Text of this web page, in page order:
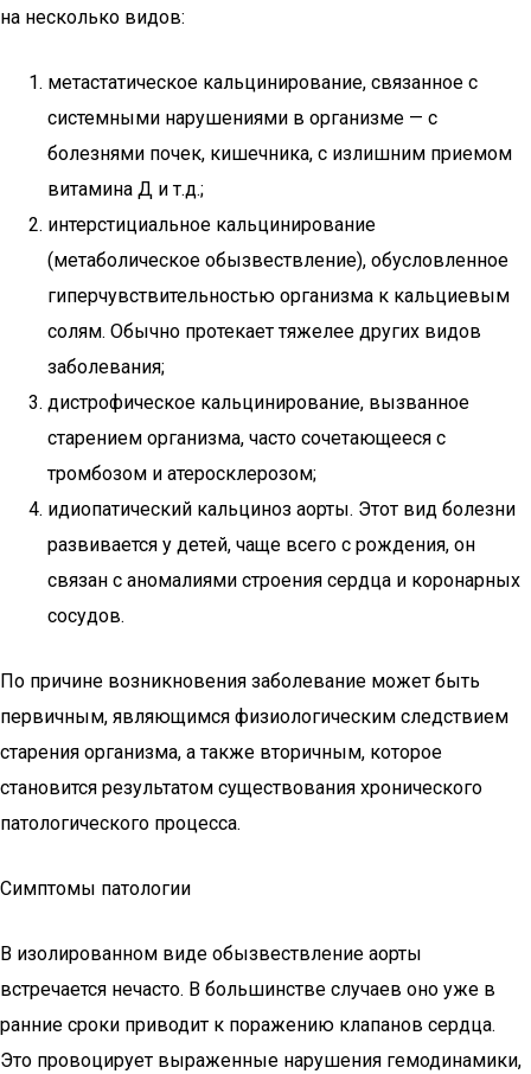
на несколько видов:
метастатическое кальцинирование, связанное с
системными нарушениями в организме — с
болезнями почек, кишечника, с излишним приемом
витамина Д и т.д.;
интерстициальное кальцинирование
(метаболическое обызвествление), обусловленное
гиперчувствительностью организма к кальциевым
солям. Обычно протекает тяжелее других видов
заболевания;
дистрофическое кальцинирование, вызванное
старением организма, часто сочетающееся с
тромбозом и атеросклерозом;
идиопатический кальциноз аорты. Этот вид болезни
развивается у детей, чаще всего с рождения, он
связан с аномалиями строения сердца и коронарных
сосудов.
По причине возникновения заболевание может быть
первичным, являющимся физиологическим следствием
старения организма, а также вторичным, которое
становится результатом существования хронического
патологического процесса.
Симптомы патологии
В изолированном виде обызвествление аорты
встречается нечасто. В большинстве случаев оно уже в
ранние сроки приводит к поражению клапанов сердца.
Это провоцирует выраженные нарушения гемодинамики,